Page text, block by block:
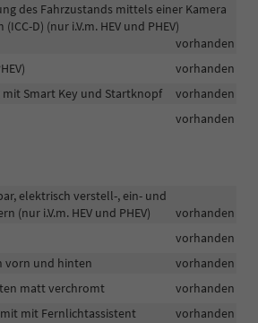
des Fahrzustands mittels einer Kamera
D) (nur i.V.m. HEV und PHEV)
vorhanden
vorhanden
mit Smart Key und Startknopf
vorhanden
vorhanden
elektrisch verstell-, ein- und
(nur i.V.m. HEV und PHEV)
vorhanden
vorhanden
vorn und hinten
vorhanden
matt verchromt
vorhanden
mit Fernlichtassistent
vorhanden